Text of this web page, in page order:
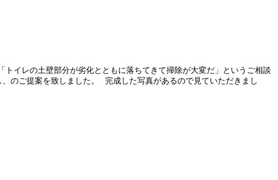
イレの土壁部分が劣化とともに落ちてきて掃除が大変だ」というご相談
のご提案を致しました。 完成した写真があるので見ていただきまし